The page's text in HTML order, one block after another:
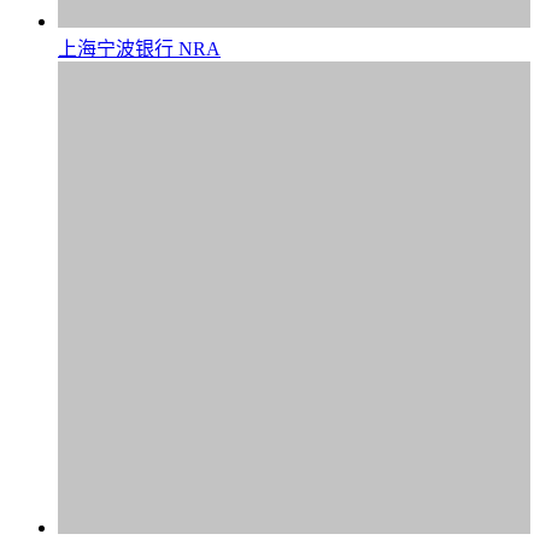
上海宁波银行 NRA